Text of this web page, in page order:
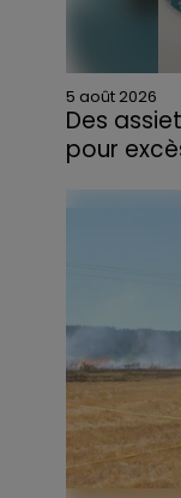
5 août 2026
Des
pour